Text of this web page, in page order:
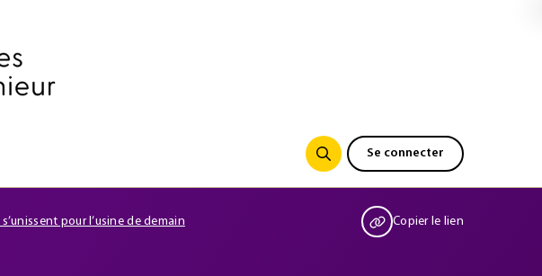
Se connecter
pour l’usine de demain Copier le lien